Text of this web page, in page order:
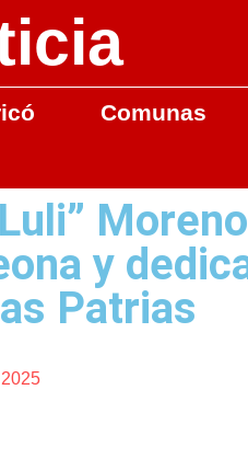
Comunas
y
Patrias